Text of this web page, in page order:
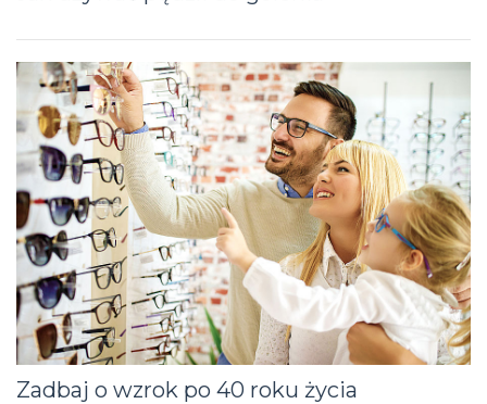
Zadbaj o wzrok po 40 roku życia